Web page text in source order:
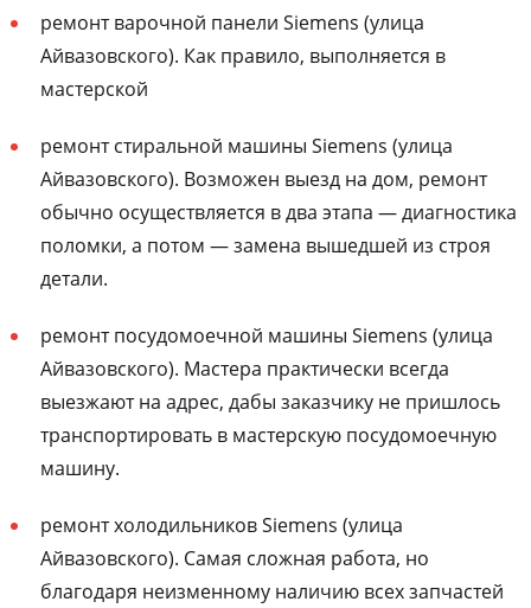
ремонт варочной панели Siemens (улица
Айвазовского). Как правило, выполняется в
мастерской
ремонт стиральной машины Siemens (улица
Айвазовского). Возможен выезд на дом, ремонт
обычно осуществляется в два этапа — диагностика
поломки, а потом — замена вышедшей из строя
детали.
ремонт посудомоечной машины Siemens (улица
Айвазовского). Мастера практически всегда
выезжают на адрес, дабы заказчику не пришлось
транспортировать в мастерскую посудомоечную
машину.
ремонт холодильников Siemens (улица
Айвазовского). Самая сложная работа, но
благодаря неизменному наличию всех запчастей